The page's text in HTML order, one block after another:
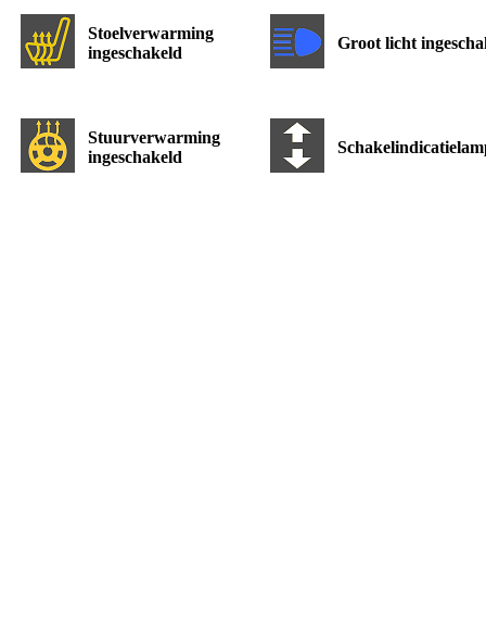
Stoelverwarming
ingeschakeld
Groot licht
Stuurverwarming
ingeschakeld